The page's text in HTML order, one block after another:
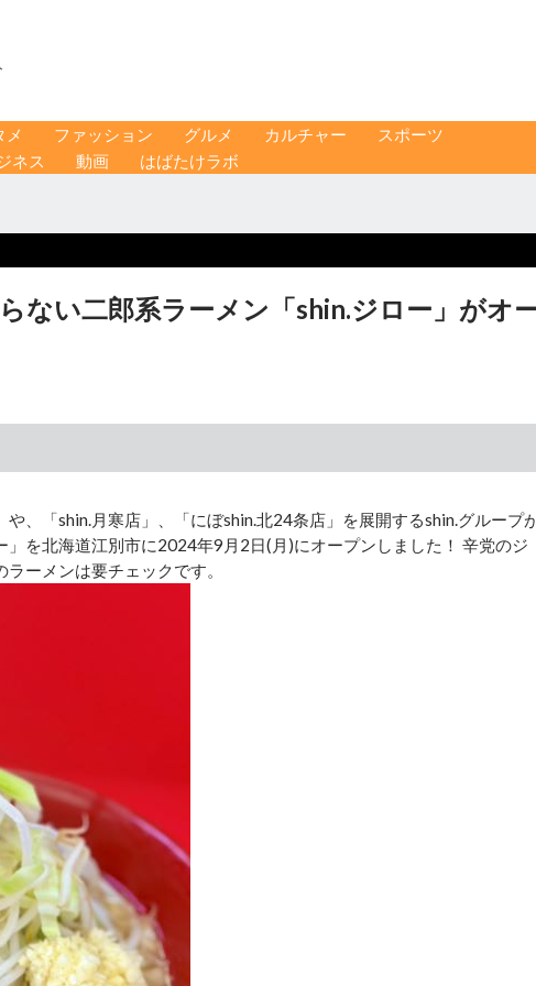
メ ファッション グルメ カルチャー
スポーツ
ネス 動画 はばたけラボ
ない二郎系ラーメン「shin.ジロー」がオ
、「shin.月寒店」、「にぼshin.北24条店」を展開するshin.グループ
を北海道江別市に2024年9月2日(月)にオープンしました！ 辛党のジ
ーメンは要チェックです。